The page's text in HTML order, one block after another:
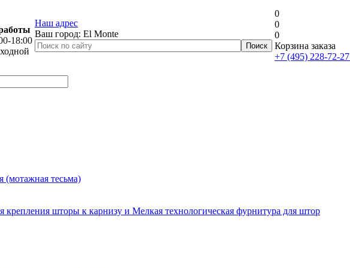
18:00
Наш адрес
Ваш город: El Monte
0
0
0
Корзина заказа
+7 (495) 228-72-27
(мотажная тесьма)
крепления шторы к карнизу и Мелкая технологическая фурнитура для штор